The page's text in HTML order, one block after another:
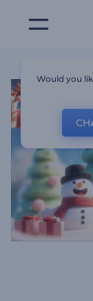
Would you